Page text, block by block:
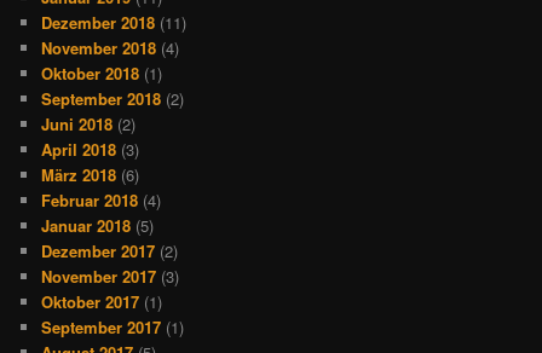
Dezember 2018 (11)
November 2018 (4)
Oktober 2018 (1)
September 2018 (2)
Juni 2018 (2)
April 2018 (3)
März 2018 (6)
Februar 2018 (4)
Januar 2018 (5)
Dezember 2017 (2)
November 2017 (3)
Oktober 2017 (1)
September 2017 (1)